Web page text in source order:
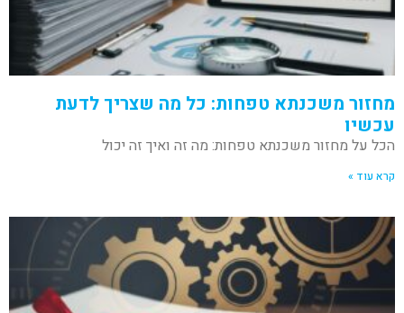
מחזור משכנתא טפחות: כל מה שצריך לדעת
עכשיו
הכל על מחזור משכנתא טפחות: מה זה ואיך זה יכול
קרא עוד »